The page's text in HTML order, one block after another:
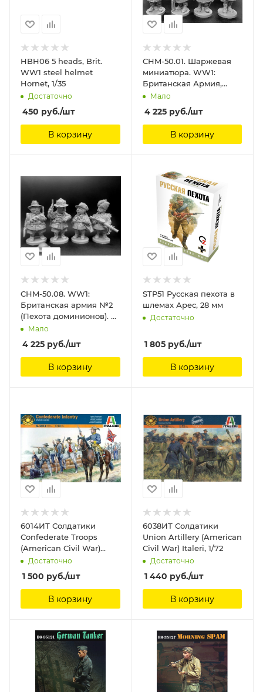
HBH06 5 heads, Brit.
WW1 steel helmet
Hornet, 1/35
Достаточно
450 руб./шт
В корзину
CHM-50.01. Шаржевая
миниатюра. WW1:
Британская Армия,
набор №1 (пехота). В
комплекте 4 фигуры. 50
мм. Материал - смола.
Chronos Miniatures, 50
Мало
4 225руб./шт
В корзину
CHM-50.08. WW1:
Британская армия №2
(Пехота доминионов). В
комплекте 4 фигуры. 50
мм. Материал - смола.
Chronos Miniatures, 50
мм
Мало
4 225 руб./шт
В корзину
STP51 Русская пехота в
шлемах Арес, 28 мм
Достаточно
1 805руб./шт
В корзину
6014ИТ Солдатики
Confederate Troops
(American Civil War)
Italeri, 1/72
Достаточно
1 500 руб./шт
В корзину
6038ИТ Солдатики
Union Artillery (American
Civil War) Italeri, 1/72
Достаточно
1 440 руб./шт
В корзину